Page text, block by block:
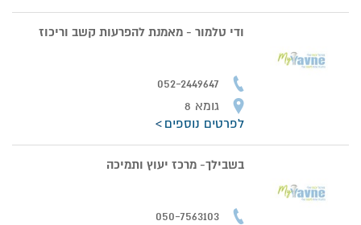
ודי טלמור - מאמנת להפרעות קשב וריכוז
052-2449647
גומא 8
לפרטים נוספים
בשבילך- מרכז יעוץ ותמיכה
050-7563103